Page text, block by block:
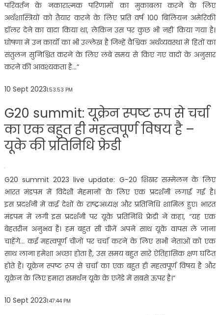
परिवर्तन के नकारात्मक परिणामों का मुकाबला करने के लिए
अर्थशास्त्रियों को तैयार करने के लिए प्रति वर्ष 100 बिलियन अमेरिकी
डॉलर देने का वादा किया था, लेकिन उस पर कुछ भी नहीं किया गया है।
घोषणा में उन कार्यों का भी उल्लेख है जिन्हें वैश्विक अर्थव्यवस्था में हितों का
संतुलन सुनिश्चित करने के लिए लंबे समय से किए गए वादों के अनुसार
करने की आवश्यकता है…”
10 Sept 20231:53:53 PM
G20 summit: यूक्रेन स्पष्ट रूप से चर्चा
का एक बहुत ही महत्वपूर्ण विषय है –
यूके की प्रतिनिधि फ्रेडी
G20 summit 2023 live update: G-20 शिखर सम्मेलन के लिए
भारत मंडपम में विदेशी मेहमानों के लिए एक प्रदर्शनी लगाई गई है।
इस प्रदर्शनी में कई देशों के राष्ट्रअध्यक्ष और प्रतिनिधि शामिल हुए। भारत
मंडपम में लगी इस प्रदर्शनी पर यूके प्रतिनिधि फ्रेडी ने कहा, “यह एक
बेहतरीन अनुभव है। हम बहुत सी चीजें अपने साथ यूके वापस ले जाना
चाहेंगे… कई महत्वपूर्ण चीजों पर चर्चा करने के लिए सभी नेताओं को एक
साथ लाना हमेशा अच्छा होता है, उस समय बहुत सारे ऐतिहासिक क्षण घटित
होते हैं। यूक्रेन स्पष्ट रूप से चर्चा का एक बहुत ही महत्वपूर्ण विषय है और
यूक्रेन के लिए हमारा समर्थन यूके के एजेंडे में सबसे ऊपर है।”
10 Sept 20231:47:44 PM